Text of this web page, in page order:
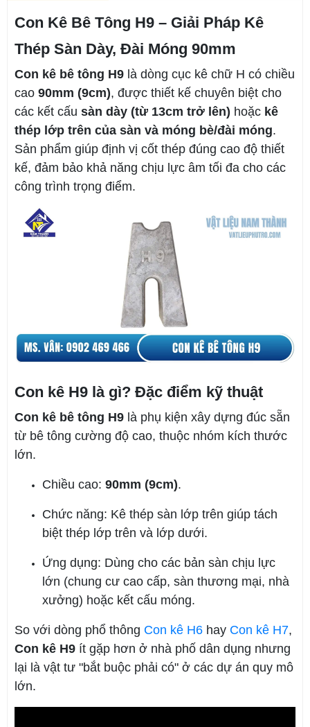
Con Kê Bê Tông H9 – Giải Pháp Kê
Thép Sàn Dày, Đài Móng 90mm
Con kê bê tông H9 là dòng cục kê chữ H có chiều
cao 90mm (9cm), được thiết kế chuyên biệt cho
các kết cấu sàn dày (từ 13cm trở lên) hoặc kê
thép lớp trên của sàn và móng bè/đài móng.
Sản phẩm giúp định vị cốt thép đúng cao độ thiết
kế, đảm bảo khả năng chịu lực âm tối đa cho các
công trình trọng điểm.
Con kê H9 là gì? Đặc điểm kỹ thuật
Con kê bê tông H9 là phụ kiện xây dựng đúc sẵn
từ bê tông cường độ cao, thuộc nhóm kích thước
lớn.
Chiều cao: 90mm (9cm).
Chức năng: Kê thép sàn lớp trên giúp tách
biệt thép lớp trên và lớp dưới.
Ứng dụng: Dùng cho các bản sàn chịu lực
lớn (chung cư cao cấp, sàn thương mại, nhà
xưởng) hoặc kết cấu móng.
So với dòng phổ thông Con kê H6 hay Con kê H7,
Con kê H9 ít gặp hơn ở nhà phố dân dụng nhưng
lại là vật tư "bắt buộc phải có" ở các dự án quy mô
lớn.